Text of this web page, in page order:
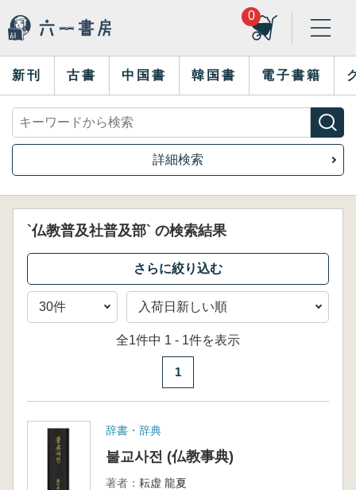
0
新刊 古書 中国書 韓国書 電子書籍
詳細検索
`仏教普及社普及部` の検索結果
全1件中 1 - 1件を表示
1
辞書・辞典
불교사전 (仏教事典)
著者： 耘虚 龍夏